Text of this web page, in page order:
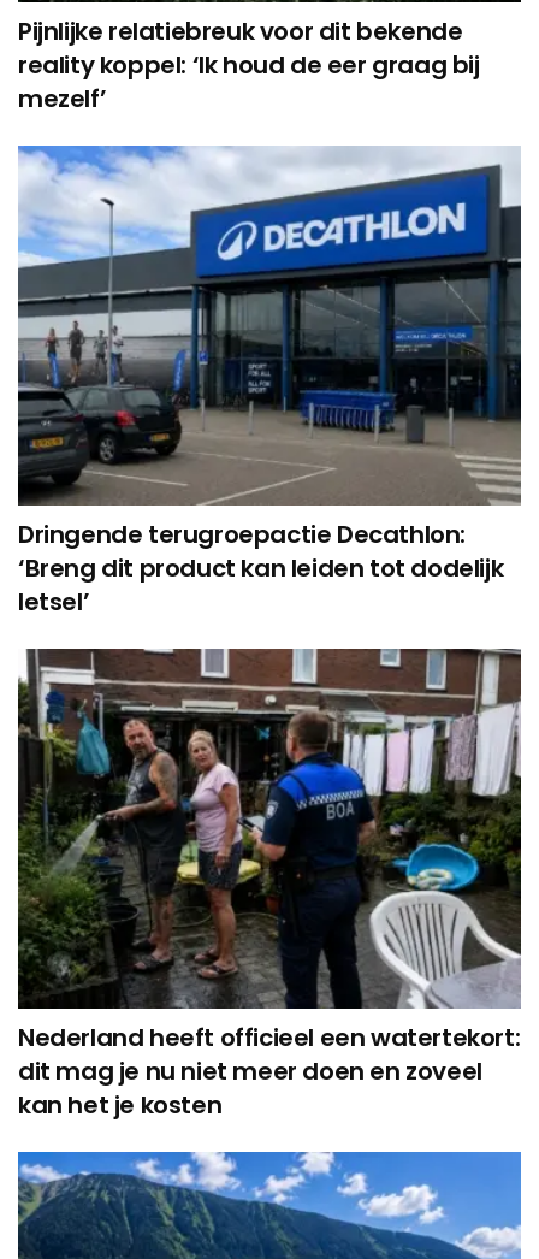
Pijnlijke relatiebreuk voor dit bekende
reality koppel: ‘Ik houd de eer graag bij
mezelf’
Dringende terugroepactie Decathlon:
‘Breng dit product kan leiden tot dodelijk
letsel’
Nederland heeft officieel een watertekort:
dit mag je nu niet meer doen en zoveel
kan het je kosten